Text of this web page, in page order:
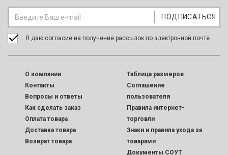
Я даю согласие на получение рассылок по электронной почте.
O компании
Контакты
Вопросы и ответы
Как сделать заказ
Оплата товара
Доставка товара
Возврат товара
Таблица размеров
Соглашение
пользователя
Правила интернет-
торговли
Знаки и правила ухода за
товарами
Документы СОУТ